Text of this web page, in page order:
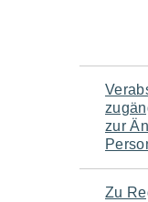
für
den
zur
Zu